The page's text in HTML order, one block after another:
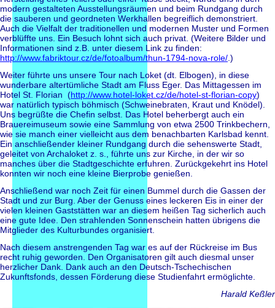
modern gestalteten Ausstellungsräumen und beim Rundgang durch
die sauberen und geordneten Werkhallen begreiflich demonstriert.
Auch die Vielfalt der traditionellen und modernen Muster und Formen
verblüffte uns. Ein Besuch lohnt sich auch privat. (Weitere Bilder und
Informationen sind z.B. unter diesem Link zu finden:
http://www.fabriktour.cz/de/fotoalbum/thun-1794-nova-role/ .)
Weiter führte uns unsere Tour nach Loket (dt. Elbogen), in diese
wunderbare altertümliche Stadt am Fluss Eger. Das Mittagessen im
Hotel St. Florian (http://www.hotel-loket.cz/de/hotel-st-florian-copy)
war natürlich typisch böhmisch (Schweinebraten, Kraut und Knödel).
Uns begrüßte die Chefin selbst. Das Hotel beherbergt auch ein
Brauereimuseum sowie eine Sammlung von etwa 2500 Trinkbechern,
wie sie manch einer vielleicht aus dem benachbarten Karlsbad kennt.
Ein anschließender kleiner Rundgang durch die sehenswerte Stadt,
geleitet von Archaloket z. s., führte uns zur Kirche, in der wir so
manches über die Stadtgeschichte erfuhren. Zurückgekehrt ins Hotel
konnten wir noch eine kleine Bierprobe genießen.
Anschließend war noch Zeit für einen Bummel durch die Gassen der
Stadt und zur Burg. Aber der Genuss eines leckeren Eis in einer der
vielen kleinen Gaststätten war an diesem heißen Tag sicherlich auch
eine gute Idee. Den strahlenden Sonnenschein hatten übrigens die
Mitglieder des Kulturbundes organisiert.
Nach diesem anstrengenden Tag war es auf der Rückreise im Bus
recht ruhig geworden. Den Organisatoren gilt auch diesmal unser
herzlicher Dank. Dank auch an den Deutsch-Tschechischen
Zukunftsfonds, dessen Förderung diese Studienfahrt ermöglichte.
Harald Keßler